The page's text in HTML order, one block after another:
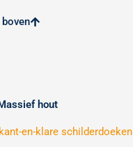
hout
en-klare schilderdoeken